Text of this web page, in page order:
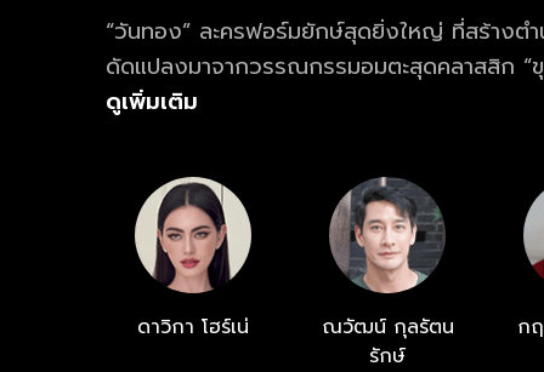
“วันทอง” ละครฟอร์มยักษ์สุดยิ่งใหญ่ ที่สร้างตำ
ดัดแปลงมาจากวรรณกรรมอมตะสุดคลาสสิก “
ผ่านมุมมองของตัวละคร "วันทอง" ที่รับบทโดย “
ขึ้นต่อสู้ครั้งสำคัญเพื่อศักดิ์ศรีของ "วันทอง" ห
ดูเพิ่มเติม
ดาวิกา โฮร์เน่
ณวัฒน์ กุลรัตน
รักษ์
ก